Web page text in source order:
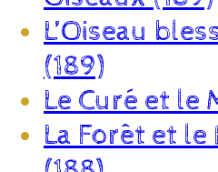
L’Oiseau
(189)
Le Curé et le
La Forêt et le